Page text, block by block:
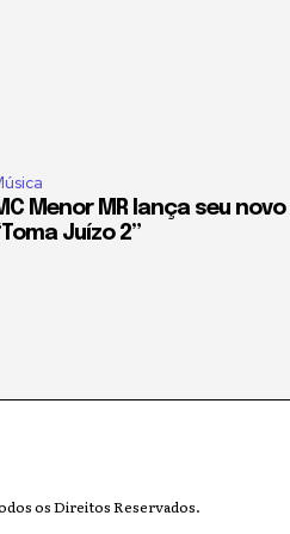
Menor MR lança seu
Juízo 2”
os Direitos Reservados.